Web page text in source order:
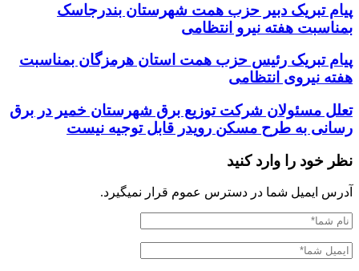
پیام تبریک دبیر حزب همت شهرستان بندرجاسک
بمناسبت هفته نیرو انتظامی
پیام تبریک رئیس حزب همت استان هرمزگان بمناسبت
هفته نیروی انتظامی
تعلل مسئولان شرکت توزیع برق شهرستان خمیر در برق
رسانی به طرح مسکن رویدر قابل توجیه نیست
نظر خود را وارد کنید
آدرس ایمیل شما در دسترس عموم قرار نمیگیرد.